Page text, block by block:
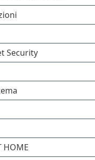
Security
HOME